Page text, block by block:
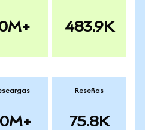
483.9K
Reseñas
75.8K